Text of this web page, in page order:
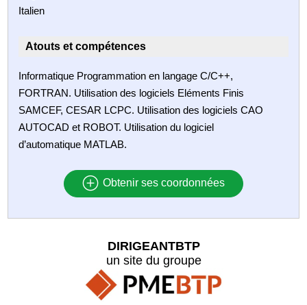
Italien
Atouts et compétences
Informatique Programmation en langage C/C++,
FORTRAN. Utilisation des logiciels Eléments Finis
SAMCEF, CESAR LCPC. Utilisation des logiciels CAO
AUTOCAD et ROBOT. Utilisation du logiciel
d’automatique MATLAB.
Obtenir ses coordonnées
DIRIGEANTBTP
un site du groupe